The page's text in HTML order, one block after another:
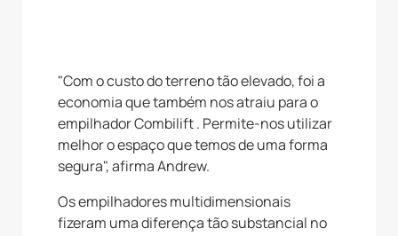
"Com o custo do terreno tão elevado, foi a
economia que também nos atraiu para o
empilhador Combilift . Permite-nos utilizar
melhor o espaço que temos de uma forma
segura", afirma Andrew.
Os empilhadores multidimensionais
fizeram uma diferença tão substancial no